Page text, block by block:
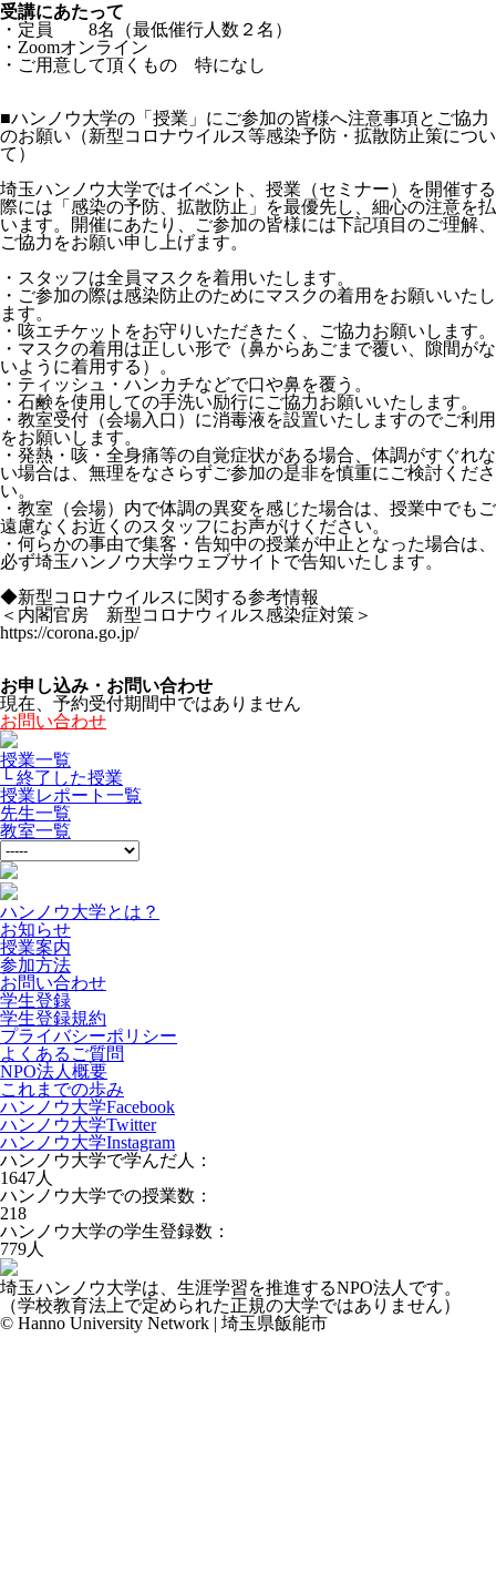
受講にあたって
・定員 8名（最低催行人数２名）
・Zoomオンライン
・ご用意して頂くもの 特になし
■ハンノウ大学の「授業」にご参加の皆様へ注意事項とご協力
のお願い（新型コロナウイルス等感染予防・拡散防止策につい
て）
埼玉ハンノウ大学ではイベント、授業（セミナー）を開催する
際には「感染の予防、拡散防止」を最優先し、細心の注意を払
います。開催にあたり、ご参加の皆様には下記項目のご理解、
ご協力をお願い申し上げます。
・スタッフは全員マスクを着用いたします。
・ご参加の際は感染防止のためにマスクの着用をお願いいたし
ます。
・咳エチケットをお守りいただきたく、ご協力お願いします。
・マスクの着用は正しい形で（鼻からあごまで覆い、隙間がな
いように着用する）。
・ティッシュ・ハンカチなどで口や鼻を覆う。
・石鹸を使用しての手洗い励行にご協力お願いいたします。
・教室受付（会場入口）に消毒液を設置いたしますのでご利用
をお願いします。
・発熱・咳・全身痛等の自覚症状がある場合、体調がすぐれな
い場合は、無理をなさらずご参加の是非を慎重にご検討くださ
い。
・教室（会場）内で体調の異変を感じた場合は、授業中でもご
遠慮なくお近くのスタッフにお声がけください。
・何らかの事由で集客・告知中の授業が中止となった場合は、
必ず埼玉ハンノウ大学ウェブサイトで告知いたします。
◆新型コロナウイルスに関する参考情報
＜内閣官房 新型コロナウィルス感染症対策＞
https://corona.go.jp/
お申し込み・お問い合わせ
現在、予約受付期間中ではありません
お問い合わせ
授業一覧
└ 終了した授業
授業レポート一覧
先生一覧
教室一覧
ハンノウ大学とは？
お知らせ
授業案内
参加方法
お問い合わせ
学生登録
学生登録規約
プライバシーポリシー
よくあるご質問
NPO法人概要
これまでの歩み
ハンノウ大学Facebook
ハンノウ大学Twitter
ハンノウ大学Instagram
ハンノウ大学で学んだ人：
1647人
ハンノウ大学での授業数：
218
ハンノウ大学の学生登録数：
779人
埼玉ハンノウ大学は、生涯学習を推進するNPO法人です。
（学校教育法上で定められた正規の大学ではありません）
© Hanno University Network | 埼玉県飯能市